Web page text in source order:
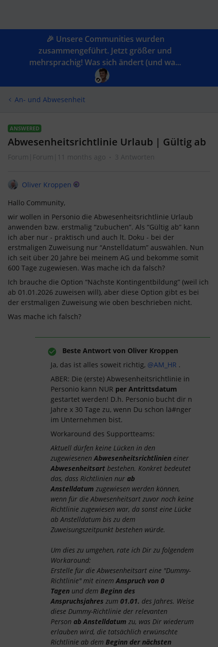
🎉 Unsere Communities wurden
zusammengeführt. Jetzt größer und
mehrsprachig! Was sich ändert (und wa...
An- und Abwesenheit
ANSWERED
Abwesenheitsrichtlinie Urlaub | Gültig ab
Forum|Forum|11 months ago 3 Antworten
Oliver Kroppen
Hallo Community,
wir wollen in Personio die Abwesenheitsrichtlinie Urlaub
anwenden bzw. erstmalig “zubuchen”. Als “Gültig ab” kann
ich aber nur - praktisch und auch lt. Doku - bei der
erstmaligen Zuweisung nur “Anstelldatum” auswählen. Nun
ich seit über 20 Jahre bei meinem AG und bekomme somit
600 Tage zugewiesen. Was mache ich da falsch?
Ich brauche die Option “Nächste Kontingentbildung” (weil ich
ab 01.01.2026 zuweisen will), aber diese Option gibt es bei
der erstmaligen Zuweisung wie oben beschrieben nicht.
Was mache ich falsch?
Beste Antwort von Oliver Kroppen
Ja, das ist alles soweit richtig, ​ @AM_HR .
ABER: Die (erste) Abwesenheitsrichtlinie in
Personio kann NUR per Antrittsdatum
gestartet werden! D.h. Personio bucht dir n
Jahre x 30 Tage zu, wenn Du schon lä#nger
im Unternehmen bist.
Workaround des Supportteams:
Aktuell dürfen keine Lücken in den
zugewiesenenAbwesenheitsrichtlinien einer
Abwesenheitsart bestehen. Konkret bedeutet
das, dass Richtlinien nur ab
Anstelldatum zugewiesen werden können,
wenn für die Abwesenheitsart zuvor noch keine
Richtlinie zugewiesen war, da sonst eine Lücke
ab Anstelldatum bis zu dem
Zuweisungszeitpunkt bestehen würde.
Um dies zu umgehen, rate ich Dir zu folgendem
Workaround:
Erstelle für die Abwesenheitsart eine "Dummy-
Richtlinie" mit einemAnspruch von 0
Tagen und dem Beginn des
Anspruchsjahres zum 01.01. des Jahres. Weise
diese Dummy-Richtlinie der relevanten
Person ab Anstelldatum zu, was Dir wiederum
erlauben wird, die tatsächlich erwünschte
Richtlinie ab dem Beginn der nächsten